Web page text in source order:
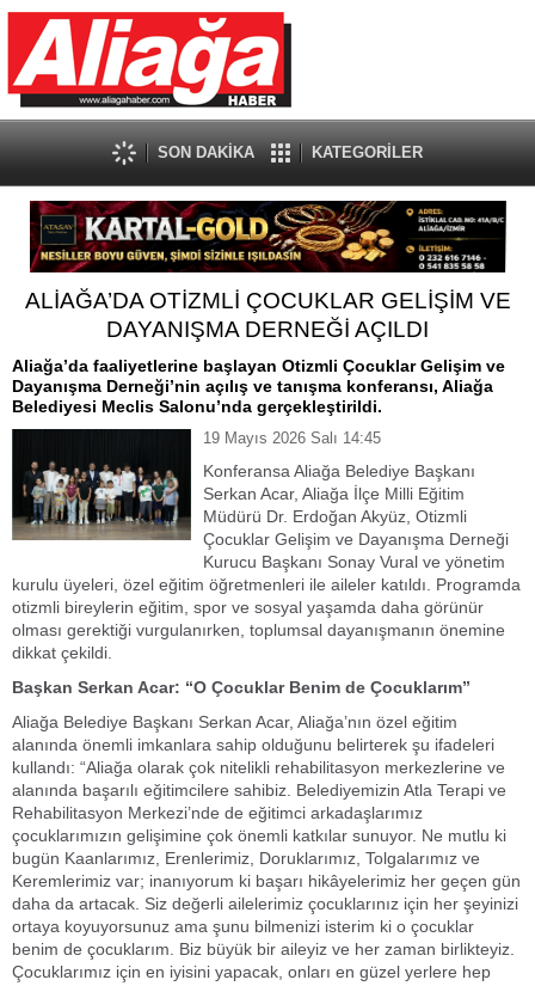
SON DAKİKA KATEGORİLER
ALİAĞA’DA OTİZMLİ ÇOCUKLAR GELİŞİM VE
DAYANIŞMA DERNEĞİ AÇILDI
Aliağa’da faaliyetlerine başlayan Otizmli Çocuklar Gelişim ve
Dayanışma Derneği’nin açılış ve tanışma konferansı, Aliağa
Belediyesi Meclis Salonu’nda gerçekleştirildi.
19 Mayıs 2026 Salı 14:45
Konferansa Aliağa Belediye Başkanı
Serkan Acar, Aliağa İlçe Milli Eğitim
Müdürü Dr. Erdoğan Akyüz, Otizmli
Çocuklar Gelişim ve Dayanışma Derneği
Kurucu Başkanı Sonay Vural ve yönetim
kurulu üyeleri, özel eğitim öğretmenleri ile aileler katıldı. Programda
otizmli bireylerin eğitim, spor ve sosyal yaşamda daha görünür
olması gerektiği vurgulanırken, toplumsal dayanışmanın önemine
dikkat çekildi.
Başkan Serkan Acar: “O Çocuklar Benim de Çocuklarım”
Aliağa Belediye Başkanı Serkan Acar, Aliağa’nın özel eğitim
alanında önemli imkanlara sahip olduğunu belirterek şu ifadeleri
kullandı: “Aliağa olarak çok nitelikli rehabilitasyon merkezlerine ve
alanında başarılı eğitimcilere sahibiz. Belediyemizin Atla Terapi ve
Rehabilitasyon Merkezi’nde de eğitimci arkadaşlarımız
çocuklarımızın gelişimine çok önemli katkılar sunuyor. Ne mutlu ki
bugün Kaanlarımız, Erenlerimiz, Doruklarımız, Tolgalarımız ve
Keremlerimiz var; inanıyorum ki başarı hikâyelerimiz her geçen gün
daha da artacak. Siz değerli ailelerimiz çocuklarınız için her şeyinizi
ortaya koyuyorsunuz ama şunu bilmenizi isterim ki o çocuklar
benim de çocuklarım. Biz büyük bir aileyiz ve her zaman birlikteyiz.
Çocuklarımız için en iyisini yapacak, onları en güzel yerlere hep